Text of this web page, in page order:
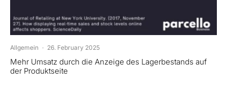
Allgemein · 26. February 2025
Mehr Umsatz durch die Anzeige des Lagerbestands auf
der Produktseite